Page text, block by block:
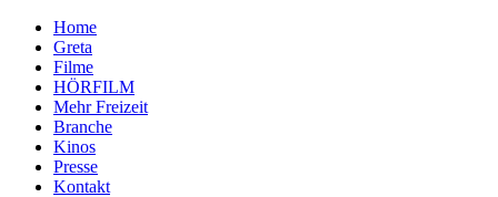
Home
Greta
Filme
HÖRFILM
Mehr Freizeit
Branche
Kinos
Presse
Kontakt